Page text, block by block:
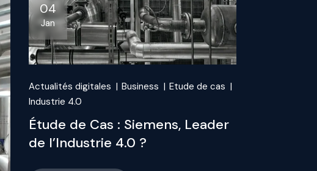
04
Jan
Actualités digitales Business
Etude de cas
Industrie 4.0
Étude de Cas : Siemens, Leader
de l’Industrie 4.0 ?